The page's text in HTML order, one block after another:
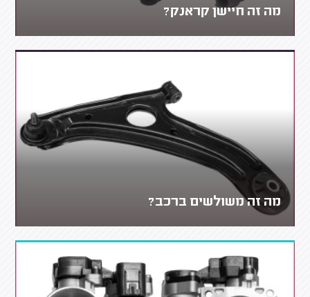
מה זה חיישן קראנק?
מה זה משולשים ברכב?